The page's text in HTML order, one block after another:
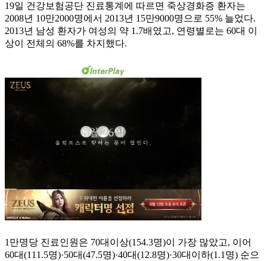
19일 건강보험공단 진료통계에 따르면 죽상경화증 환자는
2008년 10만2000명에서 2013년 15만9000명으로 55% 늘었다.
2013년 남성 환자가 여성의 약 1.7배였고, 연령별로는 60대 이
상이 전체의 68%를 차지했다.
1만명당 진료인원은 70대이상(154.3명)이 가장 많았고, 이어
60대(111.5명)·50대(47.5명)·40대(12.8명)·30대이하(1.1명) 순으